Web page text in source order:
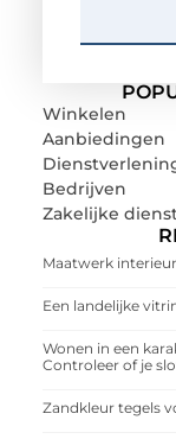
Winkelen
Aanbiedingen
Bedrijven
Zakelijke
Maatwerk
Een landelijke
Wonen in een
Controleer of je
Zandkleur tegels